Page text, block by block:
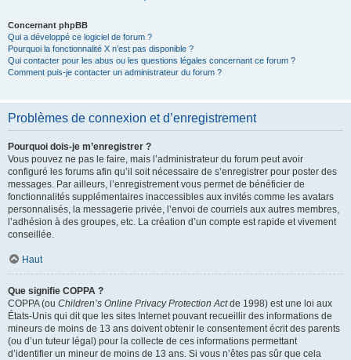
Concernant phpBB
Qui a développé ce logiciel de forum ?
Pourquoi la fonctionnalité X n’est pas disponible ?
Qui contacter pour les abus ou les questions légales concernant ce forum ?
Comment puis-je contacter un administrateur du forum ?
Problèmes de connexion et d’enregistrement
Pourquoi dois-je m’enregistrer ?
Vous pouvez ne pas le faire, mais l’administrateur du forum peut avoir
configuré les forums afin qu’il soit nécessaire de s’enregistrer pour poster des
messages. Par ailleurs, l’enregistrement vous permet de bénéficier de
fonctionnalités supplémentaires inaccessibles aux invités comme les avatars
personnalisés, la messagerie privée, l’envoi de courriels aux autres membres,
l’adhésion à des groupes, etc. La création d’un compte est rapide et vivement
conseillée.
Haut
Que signifie COPPA ?
COPPA (ou Children’s Online Privacy Protection Actde 1998) est une loi aux
États-Unis qui dit que les sites Internet pouvant recueillir des informations de
mineurs de moins de 13 ans doivent obtenir le consentement écrit des parents
(ou d’un tuteur légal) pour la collecte de ces informations permettant
d’identifier un mineur de moins de 13 ans. Si vous n’êtes pas sûr que cela